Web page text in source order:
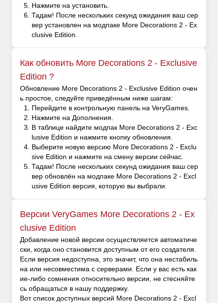
Нажмите на установить.
Тадам! После нескольких секунд ожидания ваш сер
вер установлен на модпаке More Decorations 2 - Ex
clusive Edition.
Как обновить More Decorations 2 - Exclusive
Edition ?
Обновление More Decorations 2 - Exclusive Edition очен
ь простое, следуйте приведённым ниже шагам:
Перейдите в контрольную панель на VeryGames.
Нажмите на Дополнения.
В таблице найдите модпак More Decorations 2 - Exc
lusive Edition и нажмите кнопку обновления.
Выберите новую версию More Decorations 2 - Exclu
sive Edition и нажмите на смену версии сейчас.
Тадам! После нескольких секунд ожидания ваш сер
вер обновлён на модпаке More Decorations 2 - Excl
usive Edition версия, которую вы выбрали.
Версии VeryGames More Decorations 2 - Ex
clusive Edition
Добавление новой версии осуществляется автоматиче
ски, когда оно становится доступным от его создателя.
Если версия недоступна, это значит, что она нестабиль
на или несовместима с серверами. Если у вас есть как
ие-либо сомнения относительно версии, не стесняйте
сь обращаться в нашу поддержку.
Вот список доступных версий More Decorations 2 - Excl